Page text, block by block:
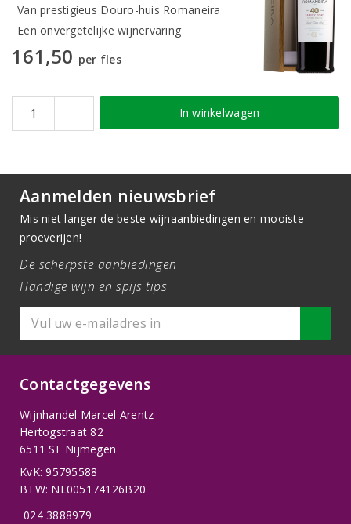
Van prestigieus Douro-huis Romaneira
Een onvergetelijke wijnervaring
161,50 per fles
In winkelwagen
Aanmelden nieuwsbrief
Mis niet langer de beste wijnaanbiedingen en mooiste
proeverijen!
De scherpste aanbiedingen
Handige wijn en spijs tips
Contactgegevens
Wijnhandel Marcel Arentz
Hertogstraat 82
6511 SE Nijmegen
KvK: 95795588
BTW: NL005174126B20
024 3888979